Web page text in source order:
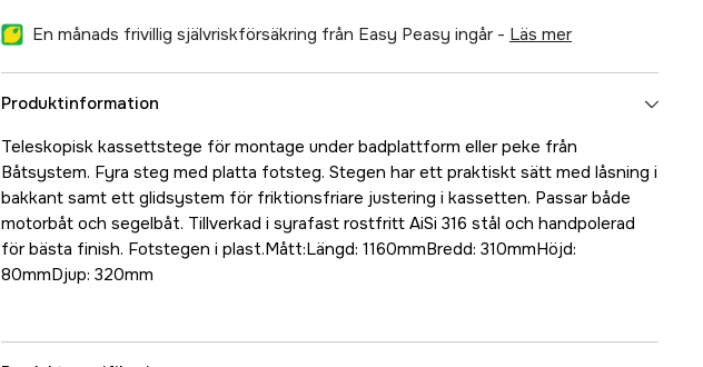
En månads frivillig självriskförsäkring från Easy Peasy ingår - läs mer
Produktinformation
Teleskopisk kassettstege för montage under badplattform eller peke från
Båtsystem. Fyra steg med platta fotsteg. Stegen har ett praktiskt sätt med låsning i
bakkant samt ett glidsystem för friktionsfriare justering i kassetten. Passar både
motorbåt och segelbåt. Tillverkad i syrafast rostfritt AiSi 316 stål och handpolerad
för bästa finish. Fotstegen i plast.Mått:Längd: 1160mmBredd: 310mmHöjd:
80mmDjup: 320mm